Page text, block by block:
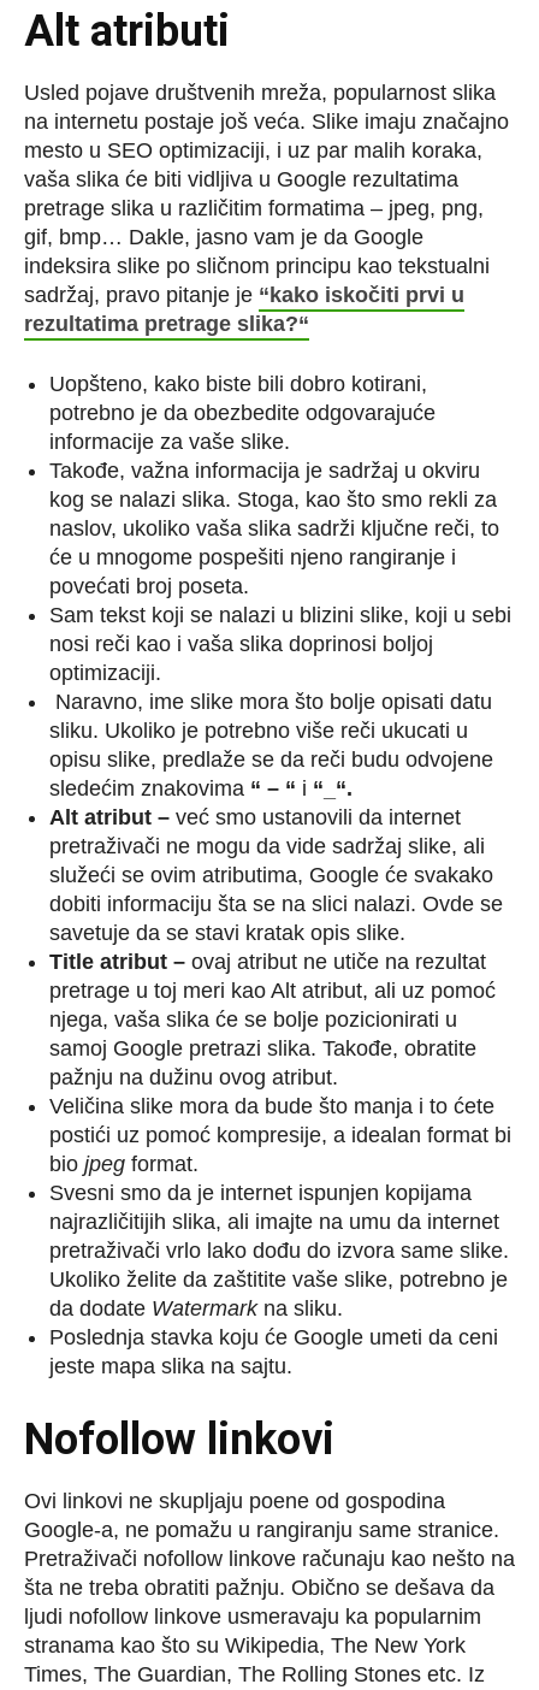
Alt atributi
Usled pojave društvenih mreža, popularnost slika
na internetu postaje još veća. Slike imaju značajno
mesto u SEO optimizaciji, i uz par malih koraka,
vaša slika će biti vidljiva u Google rezultatima
pretrage slika u različitim formatima – jpeg, png,
gif, bmp… Dakle, jasno vam je da Google
indeksira slike po sličnom principu kao tekstualni
sadržaj, pravo pitanje je “kako iskočiti prvi u
rezultatima pretrage slika?“
Uopšteno, kako biste bili dobro kotirani,
potrebno je da obezbedite odgovarajuće
informacije za vaše slike.
Takođe, važna informacija je sadržaj u okviru
kog se nalazi slika. Stoga, kao što smo rekli za
naslov, ukoliko vaša slika sadrži ključne reči, to
će u mnogome pospešiti njeno rangiranje i
povećati broj poseta.
Sam tekst koji se nalazi u blizini slike, koji u sebi
nosi reči kao i vaša slika doprinosi boljoj
optimizaciji.
Naravno, ime slike mora što bolje opisati datu
sliku. Ukoliko je potrebno više reči ukucati u
opisu slike, predlaže se da reči budu odvojene
sledećim znakovima “ – “ i “_“.
Alt atribut – već smo ustanovili da internet
pretraživači ne mogu da vide sadržaj slike, ali
služeći se ovim atributima, Google će svakako
dobiti informaciju šta se na slici nalazi. Ovde se
savetuje da se stavi kratak opis slike.
Title atribut – ovaj atribut ne utiče na rezultat
pretrage u toj meri kao Alt atribut, ali uz pomoć
njega, vaša slika će se bolje pozicionirati u
samoj Google pretrazi slika. Takođe, obratite
pažnju na dužinu ovog atribut.
Veličina slike mora da bude što manja i to ćete
postići uz pomoć kompresije, a idealan format bi
bio jpeg format.
Svesni smo da je internet ispunjen kopijama
najrazličitijih slika, ali imajte na umu da internet
pretraživači vrlo lako dođu do izvora same slike.
Ukoliko želite da zaštitite vaše slike, potrebno je
da dodate Watermark na sliku.
Poslednja stavka koju će Google umeti da ceni
jeste mapa slika na sajtu.
Nofollow linkovi
Ovi linkovi ne skupljaju poene od gospodina
Google-a, ne pomažu u rangiranju same stranice.
Pretraživači nofollow linkove računaju kao nešto na
šta ne treba obratiti pažnju. Obično se dešava da
ljudi nofollow linkove usmeravaju ka popularnim
stranama kao što su Wikipedia, The New York
Times, The Guardian, The Rolling Stones etc. Iz